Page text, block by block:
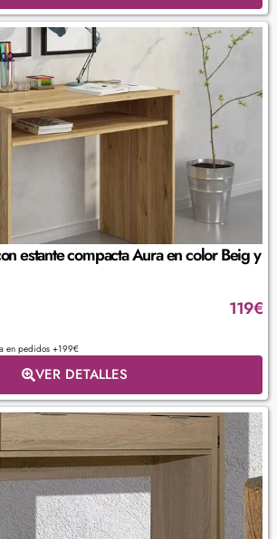
estante compacta Aura en color Beig y
119€
en pedidos +199€
VER DETALLES